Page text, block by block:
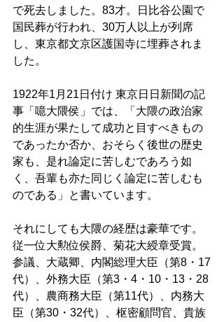
で死去しました。83才。日比谷公園で
国民葬が行われ、30万人以上が列席
し、東京都文京区護国寺に埋葬されま
した。
1922年1月21日付け 東京日日新聞の記
事「噫大隈侯」では、「大隈の政治家
的生涯が果たして成功と目すべきもの
であったか否か、おそらく後世の歴史
家も、是れ論定に苦しむであろう如
く、吾輩も亦た同じく論定に苦しむも
のである」と書いています。
それにしても大隈の経歴は豪華です。
従一位大勲位侯爵、菊花大綬章受賞。
参議、大蔵卿、内閣総理大臣（第8・17
代）、外務大臣（第3・4・10・13・28
代）、農商務大臣（第11代）、内務大
臣（第30・32代）、枢密顧問官、貴族